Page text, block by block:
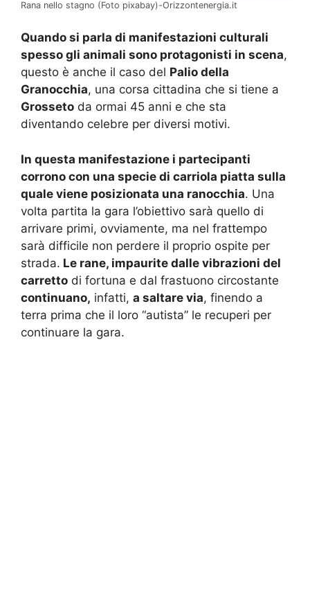
Rana nello stagno (Foto pixabay)-Orizzontenergia.it
Quando si parla di manifestazioni culturali
spesso gli animali sono protagonisti in scena,
questo è anche il caso del Palio della
Granocchia, una corsa cittadina che si tiene a
Grosseto da ormai 45 anni e che sta
diventando celebre per diversi motivi.
In questa manifestazione i partecipanti
corrono con una specie di carriola piatta sulla
quale viene posizionata una ranocchia. Una
volta partita la gara l’obiettivo sarà quello di
arrivare primi, ovviamente, ma nel frattempo
sarà difficile non perdere il proprio ospite per
strada. Le rane, impaurite dalle vibrazioni del
carretto di fortuna e dal frastuono circostante
continuano, infatti, a saltare via, finendo a
terra prima che il loro “autista” le recuperi per
continuare la gara.